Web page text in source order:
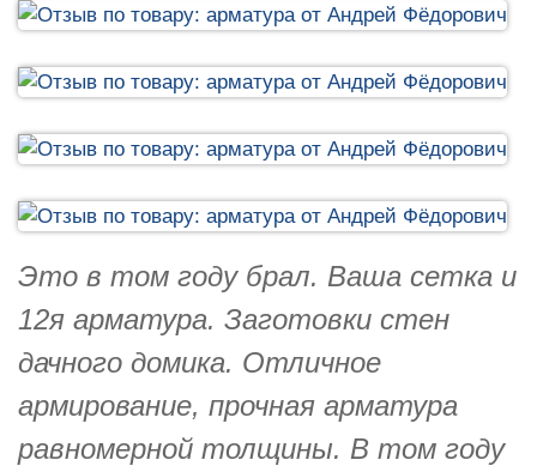
Это в том году брал. Ваша сетка и
12я арматура. Заготовки стен
дачного домика. Отличное
армирование, прочная арматура
равномерной толщины. В том году